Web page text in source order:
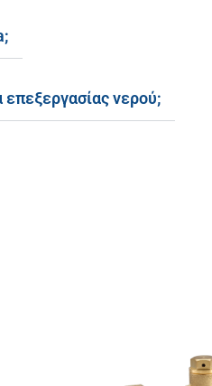
επεξεργασίας νερού;